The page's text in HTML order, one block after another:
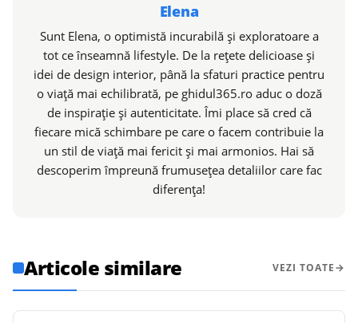
Elena
Sunt Elena, o optimistă incurabilă și exploratoare a
tot ce înseamnă lifestyle. De la rețete delicioase și
idei de design interior, până la sfaturi practice pentru
o viață mai echilibrată, pe ghidul365.ro aduc o doză
de inspirație și autenticitate. Îmi place să cred că
fiecare mică schimbare pe care o facem contribuie la
un stil de viață mai fericit și mai armonios. Hai să
descoperim împreună frumusețea detaliilor care fac
diferența!
Articole similare VEZI TOATE